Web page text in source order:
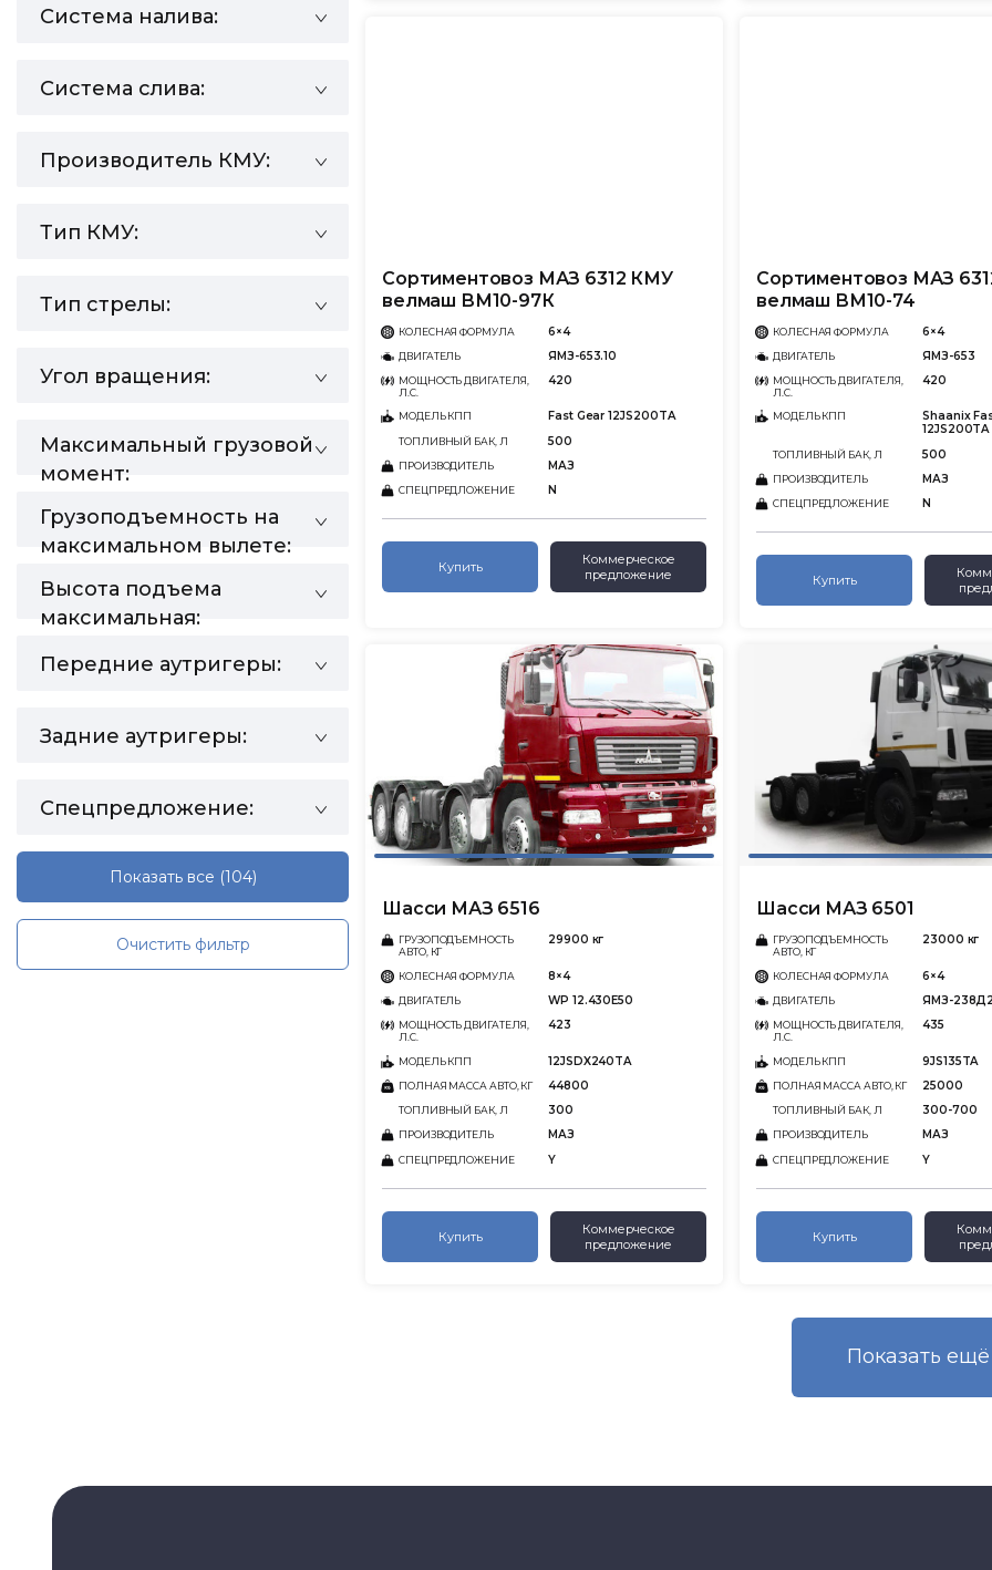
Система налива:
Система слива:
Производитель КМУ:
Тип КМУ:
Тип стрелы:
Угол вращения:
Максимальный грузовой
момент:
Грузоподъемность на
максимальном вылете:
Высота подъема
максимальная:
Передние аутригеры:
Задние аутригеры:
Спецпредложение:
Показать все (104)
Очистить фильтр
Сортиментовоз МАЗ 6312 КМУ
велмаш ВМ10-97К
КОЛЕСНАЯ ФОРМУЛА 6×4
ДВИГАТЕЛЬ ЯМЗ-653.10
МОЩНОСТЬ ДВИГАТЕЛЯ,
Л.С.
420
МОДЕЛЬ КПП Fast Gear 12JS200TA
ТОПЛИВНЫЙ БАК, Л 500
ПРОИЗВОДИТЕЛЬ МАЗ
СПЕЦПРЕДЛОЖЕНИЕ N
Купить
Коммерческое
предложение
Сортиментовоз МАЗ
велмаш ВМ10-74
КОЛЕСНАЯ ФОРМУЛА 6×4
ДВИГАТЕЛЬ ЯМЗ-653
МОЩНОСТЬ ДВИГАТЕЛЯ,
Л.С.
420
МОДЕЛЬ КПП
Shaanix
12JS200TA
ТОПЛИВНЫЙ БАК, Л 500
ПРОИЗВОДИТЕЛЬ МАЗ
СПЕЦПРЕДЛОЖЕНИЕ N
Купить
Шасси МАЗ 6516
ГРУЗОПОДЪЕМНОСТЬ
АВТО, КГ
29900 кг
КОЛЕСНАЯ ФОРМУЛА 8×4
ДВИГАТЕЛЬ WP 12.430Е50
МОЩНОСТЬ ДВИГАТЕЛЯ,
Л.С.
423
МОДЕЛЬ КПП 12JSDX240TA
ПОЛНАЯ МАССА АВТО, КГ 44800
ТОПЛИВНЫЙ БАК, Л 300
ПРОИЗВОДИТЕЛЬ МАЗ
СПЕЦПРЕДЛОЖЕНИЕ Y
Купить
Коммерческое
предложение
Шасси МАЗ 6501
ГРУЗОПОДЪЕМНОСТЬ
АВТО, КГ
23000 кг
КОЛЕСНАЯ ФОРМУЛА 6×4
ДВИГАТЕЛЬ ЯМЗ-
МОЩНОСТЬ ДВИГАТЕЛЯ,
Л.С.
435
МОДЕЛЬ КПП 9JS135TA
ПОЛНАЯ МАССА АВТО, КГ 25000
ТОПЛИВНЫЙ БАК, Л 300-700
ПРОИЗВОДИТЕЛЬ МАЗ
СПЕЦПРЕДЛОЖЕНИЕ Y
Купить
Показать eщё